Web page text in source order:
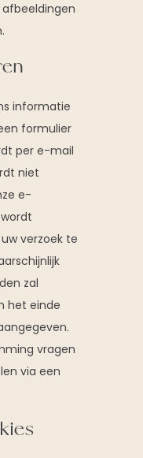
informatie
formulier
per e-mail
niet
e-
verzoek te
zal
het einde
vragen
via een